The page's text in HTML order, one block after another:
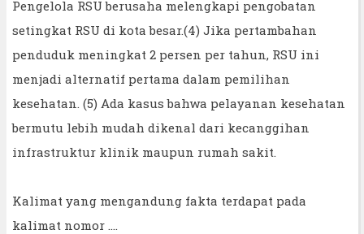
Pengelola RSU berusaha melengkapi pengobatan
setingkat RSU di kota besar.(4) Jika pertambahan
penduduk meningkat 2 persen per tahun, RSU ini
menjadi alternatif pertama dalam pemilihan
kesehatan. (5) Ada kasus bahwa pelayanan kesehatan
bermutu lebih mudah dikenal dari kecanggihan
infrastruktur klinik maupun rumah sakit.
Kalimat yang mengandung fakta terdapat pada
kalimat nomor ….